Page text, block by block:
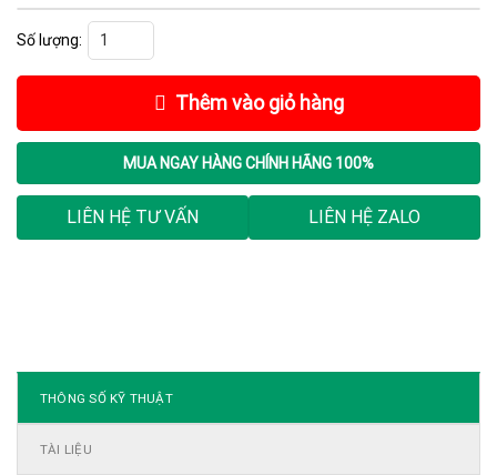
BA-IE1B5-4P004.0KW số lượng
Thêm vào giỏ hàng
MUA NGAY HÀNG CHÍNH HÃNG 100%
LIÊN HỆ TƯ VẤN LIÊN HỆ ZALO
THÔNG SỐ KỸ THUẬT
TÀI LIỆU